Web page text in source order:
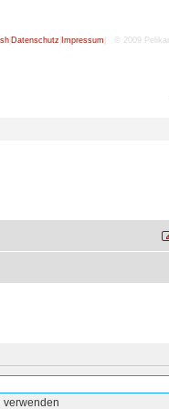
Datenschutz Impressum | © 2009
verwenden